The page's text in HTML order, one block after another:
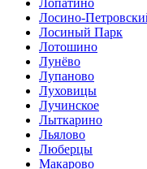
Лосино-
Лосиный Парк
Лотошино
Лунёво
Лупаново
Луховицы
Лучинское
Лыткарино
Льялово
Люберцы
Макарово